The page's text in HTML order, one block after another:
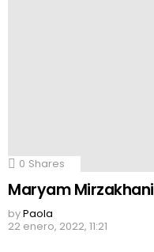
0 Shares
Maryam Mirzakhani
byPaola
22 enero, 2022, 11:21